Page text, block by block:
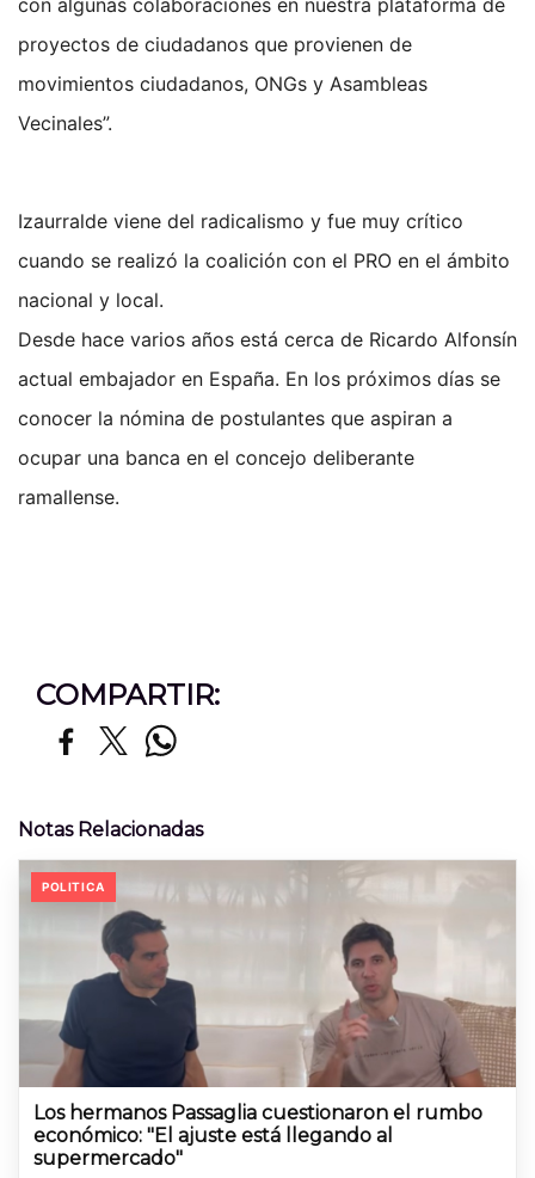
con algunas colaboraciones en nuestra plataforma de
proyectos de ciudadanos que provienen de
movimientos ciudadanos, ONGs y Asambleas
Vecinales”.
Izaurralde viene del radicalismo y fue muy crítico
cuando se realizó la coalición con el PRO en el ámbito
nacional y local.
Desde hace varios años está cerca de Ricardo Alfonsín
actual embajador en España. En los próximos días se
conocer la nómina de postulantes que aspiran a
ocupar una banca en el concejo deliberante
ramallense.
COMPARTIR:
Notas Relacionadas
POLITICA
Los hermanos Passaglia cuestionaron el rumbo
económico: "El ajuste está llegando al
supermercado"